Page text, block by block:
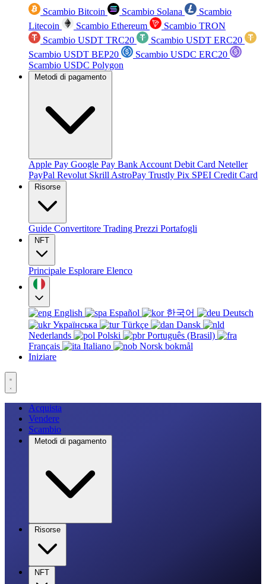
Scambio Bitcoin Scambio Solana
Scambio
Litecoin
Scambio Ethereum
Scambio TRON
Scambio USDT TRC20
Scambio USDT ERC20
Scambio USDT BEP20
Scambio USDC ERC20
Scambio USDC Polygon
Metodi di pagamento
Apple Pay Google Pay Bank Account Debit Card Neteller
PayPal Revolut Skrill AstroPay Trustly Pix SPEI Credit Card
Risorse
Guide Convertitore Trading Prezzi Portafogli
NFT
Principale Esplorare Elenco
English Español 한국어
Deutsch
Українська
Türkçe
Dansk
Nederlands
Polski
Português (Brasil)
Français
Italiano
Norsk bokmål
Iniziare
Acquista
Vendere
Scambio
Metodi di pagamento
Risorse
NFT